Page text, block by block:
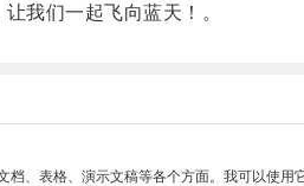
我们一起飞向蓝天！。
、表格、演示文稿等各个方面。我可以使用